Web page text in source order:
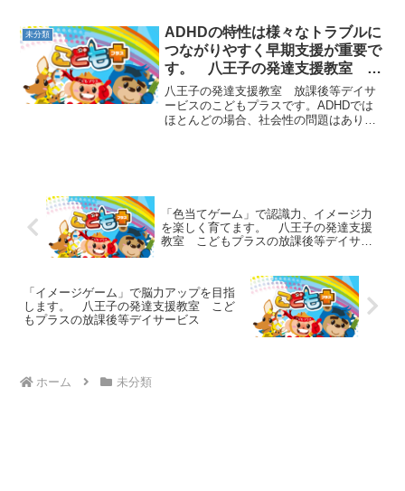
が、この姿勢で横向きに歩いてみます。
足を股関節から動かさなけれ...
未分類
ADHDの特性は様々なトラブルに
つながりやすく早期支援が重要で
す。 八王子の発達支援教室 こ
どもプラスの放課後等デイサービ
ス
八王子の発達支援教室 放課後等デイサ
ービスのこどもプラスです。ADHDでは
ほとんどの場合、社会性の問題はありま
「色当てゲーム」で認識力、イメージ力
を楽しく育てます。 八王子の発達支援
教室 こどもプラスの放課後等デイサー
「イメージゲーム」で脳力アップを目指
します。 八王子の発達支援教室 こど
もプラスの放課後等デイサービス
ホーム 未分類